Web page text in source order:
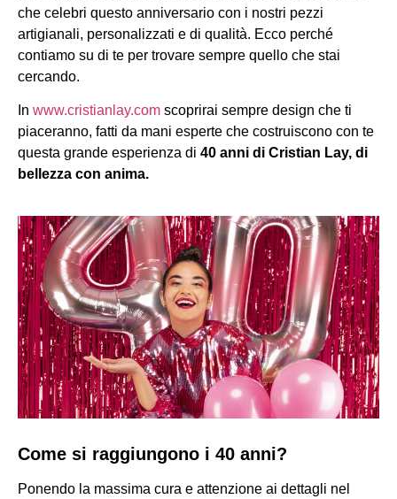
che celebri questo anniversario con i nostri pezzi
artigianali, personalizzati e di qualità. Ecco perché
contiamo su di te per trovare sempre quello che stai
cercando.
In www.cristianlay.com scoprirai sempre design che ti
piaceranno, fatti da mani esperte che costruiscono con te
questa grande esperienza di 40 anni di Cristian Lay, di
bellezza con anima.
Come si raggiungono i 40 anni?
Ponendo la massima cura e attenzione ai dettagli nel